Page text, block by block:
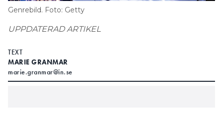
Genrebild. Foto: Getty
UPPDATERAD ARTIKEL
TEXT
MARIE GRANMAR
marie.granmar@in.se